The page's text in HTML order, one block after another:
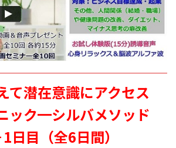
て潜在意識にアクセス
ック━シルバメソッド
日目（全6日間）